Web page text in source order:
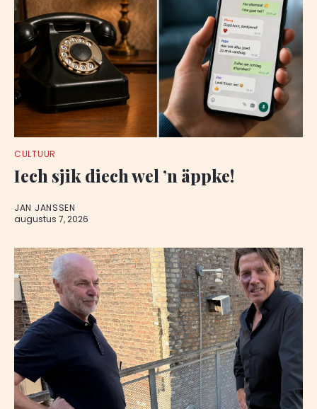
CULTUUR
Iech sjik diech wel ’n äppke!
JAN JANSSEN
augustus 7, 2026